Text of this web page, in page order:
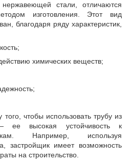
стали, отличаются
изготовления. Этот вид
благодаря ряду характеристик,
химических веществ;
чтобы использовать трубу из
ее высокая устойчивость к
Например, используя
застройщик имеет возможность
на строительство.